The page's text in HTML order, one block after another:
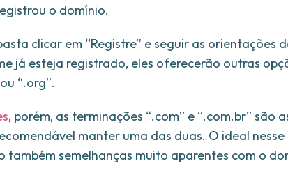
o domínio.
clicar em “Registre” e seguir as orientações
já esteja registrado, eles oferecerão outras
“.org”.
, porém, as terminações “.com” e “.com.br” são
manter uma das duas. O ideal
também semelhanças muito aparentes com o